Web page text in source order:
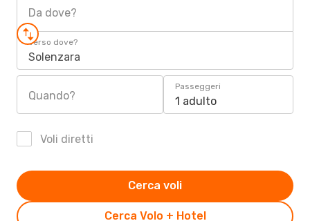
Da dove?
Verso dove?
Solenzara
Quando?
Passeggeri
1 adulto
Voli diretti
Cerca Volo + Hotel
Cerca voli